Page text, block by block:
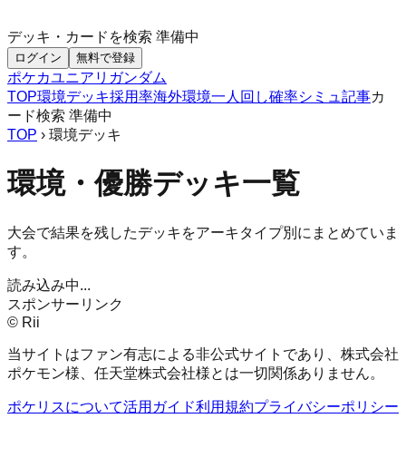
デッキ・カードを検索 準備中
ログイン 無料で登録
ポケカユニアリ ガンダム
TOP環境デッキ採用率海外環境一人回し確率シミュ 記事カ
ード検索 準備中
TOP › 環境デッキ
環境・優勝デッキ一覧
大会で結果を残したデッキをアーキタイプ別にまとめていま
す。
読み込み中...
スポンサーリンク
© Rii
当サイトはファン有志による非公式サイトであり、株式会社
ポケモン様、任天堂株式会社様とは一切関係ありません。
ポケリスについて活用ガイド利用規約プライバシーポリシー